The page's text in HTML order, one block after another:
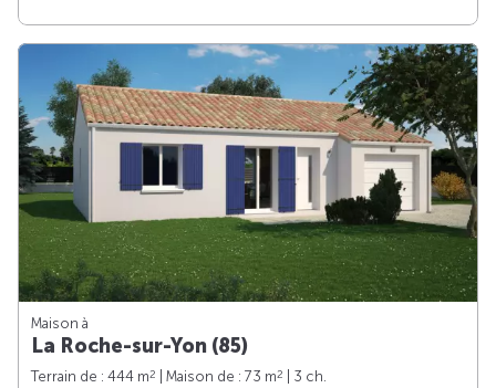
Maison à
La Roche-sur-Yon (85)
Terrain de : 444 m2 | Maison de : 73 m2
| 3 ch.